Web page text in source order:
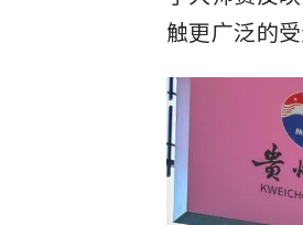
触更广泛的